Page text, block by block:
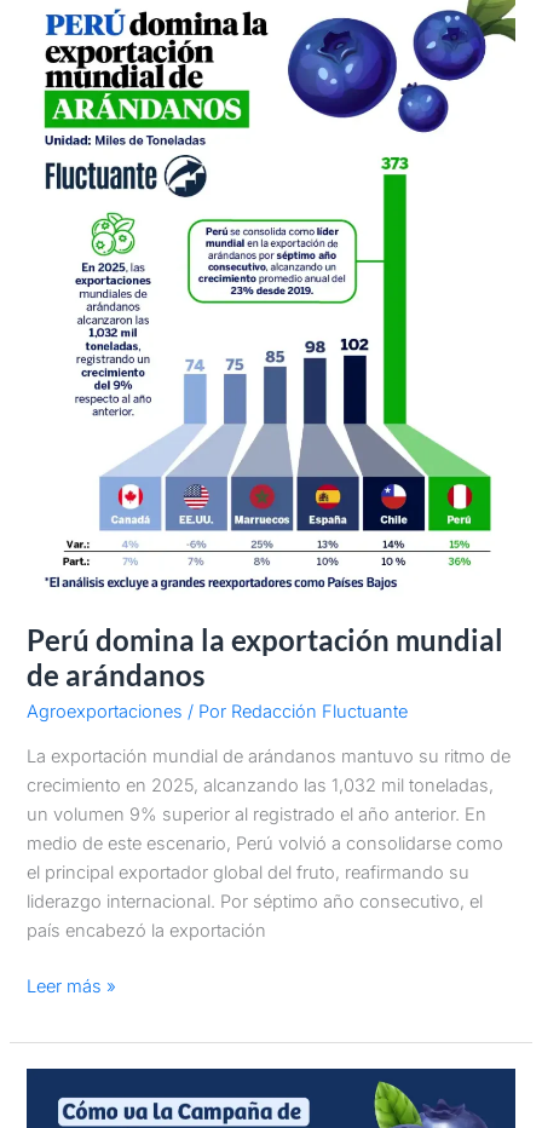
Perú domina la exportación mundial
de arándanos
Agroexportaciones / Por Redacción Fluctuante
La exportación mundial de arándanos mantuvo su ritmo de
crecimiento en 2025, alcanzando las 1,032 mil toneladas,
un volumen 9% superior al registrado el año anterior. En
medio de este escenario, Perú volvió a consolidarse como
el principal exportador global del fruto, reafirmando su
liderazgo internacional. Por séptimo año consecutivo, el
país encabezó la exportación
domina
exportación
mundial
de
arándanos
Leer más »